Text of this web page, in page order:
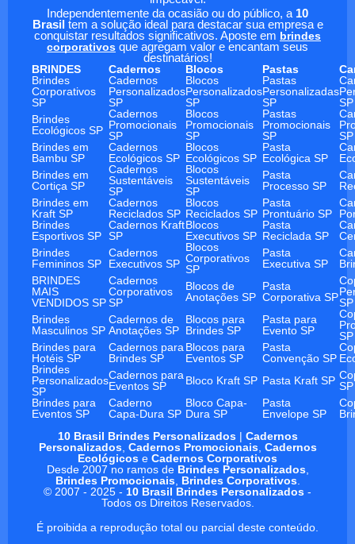
Independentemente da ocasião ou do público, a 10
Brasil tem a solução ideal para destacar sua empresa e
conquistar resultados significativos. Aposte em brindes
corporativos que agregam valor e encantam seus
destinatários!
BRINDES
Cadernos Blocos Pastas
Brindes
Corporativos
SP
Cadernos
Personalizados
SP
Blocos
Personalizados
SP
Pastas
Personalizadas
SP
SP
Brindes
Ecológicos SP
Cadernos
Promocionais
SP
Blocos
Promocionais
SP
Pastas
Promocionais
SP
SP
Brindes em
Bambu SP
Cadernos
Ecológicos SP
Blocos
Ecológicos SP
Pasta
Ecológica SP
Brindes em
Cortiça SP
Cadernos
Sustentáveis
SP
Blocos
Sustentáveis
SP
Pasta
Processo SP
Brindes em
Kraft SP
Cadernos
Reciclados SP
Blocos
Reciclados SP
Pasta
Prontuário SP
Brindes
Esportivos SP
Cadernos Kraft
SP
Blocos
Executivos SP
Pasta
Reciclada SP
Brindes
Femininos SP
Cadernos
Executivos SP
Blocos
Corporativos
SP
Pasta
Executiva SP
BRINDES
MAIS
VENDIDOS SP
Cadernos
Corporativos
SP
Blocos de
Anotações SP
Pasta
Corporativa SPSP
Brindes
Masculinos SP
Cadernos de
Anotações SP
Blocos para
Brindes SP
Pasta para
Evento SP
SP
Brindes para
Hotéis SP
Cadernos para
Brindes SP
Blocos para
Eventos SP
Pasta
Convenção SP
Brindes
Personalizados
SP
Cadernos para
Eventos SP
Bloco Kraft SP Pasta Kraft SP SP
Brindes para
Eventos SP
Caderno
Capa-Dura SP
Bloco Capa-
Dura SP
Pasta
Envelope SP
10 Brasil Brindes Personalizados| Cadernos
Personalizados, Cadernos Promocionais, Cadernos
Ecológicos e Cadernos Corporativos
Desde 2007 no ramos de Brindes Personalizados,
Brindes Promocionais, Brindes Corporativos.
© 2007 - 2025 - 10 Brasil Brindes Personalizados -
Todos os Direitos Reservados.
É proibida a reprodução total ou parcial deste conteúdo.